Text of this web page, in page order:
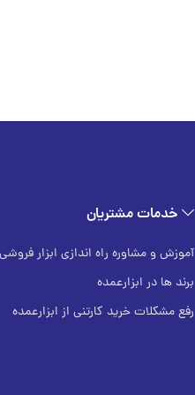
خدمات مشتریان
آموزش و مشاوره راه اندازی ابزار فروشی
برند ها در ابزارعمده
رفع مشکلات خرید کارتنی از ابزارعمده